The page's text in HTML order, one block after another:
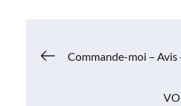
Navigation
Commande-moi – Avis